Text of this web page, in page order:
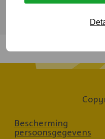
Bescherming
persoonsgegevens